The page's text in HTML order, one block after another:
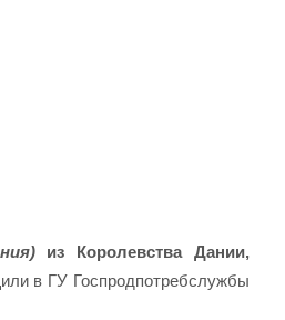
из Королевства Дании,
в ГУ Госпродпотребслужбы